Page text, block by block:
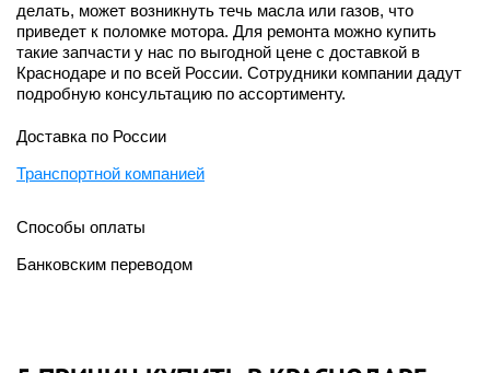
делать, может возникнуть течь масла или газов, что
приведет к поломке мотора. Для ремонта можно купить
такие запчасти у нас по выгодной цене с доставкой в
Краснодаре и по всей России. Сотрудники компании дадут
подробную консультацию по ассортименту.
Доставка по России
Транспортной компанией
Способы оплаты
Банковским переводом